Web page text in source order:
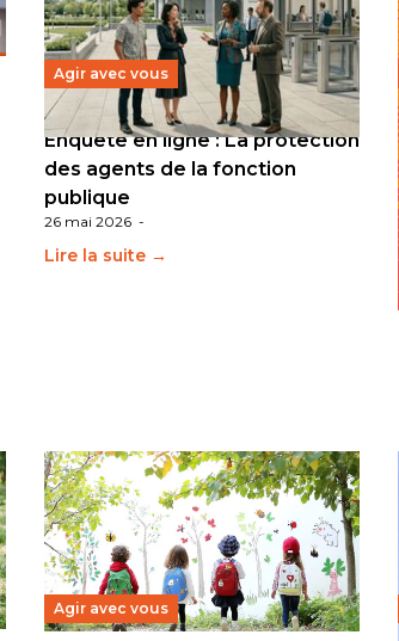
Agir avec vous
Enquête en ligne : La protection
des agents de la fonction
publique
26 mai 2026 -
Lire la suite →
Agir avec vous